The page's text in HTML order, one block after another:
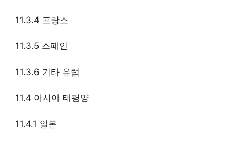
11.3.4 프랑스
11.3.5 스페인
11.3.6 기타 유럽
11.4 아시아 태평양
11.4.1 일본